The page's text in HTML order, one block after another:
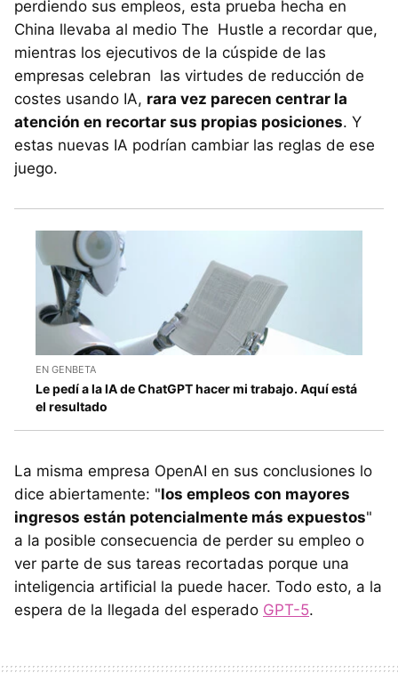
perdiendo sus empleos, esta prueba hecha en
China llevaba al medio The Hustle a recordar que,
mientras los ejecutivos de la cúspide de las
empresas celebran las virtudes de reducción de
costes usando IA, rara vez parecen centrar la
atención en recortar sus propias posiciones. Y
estas nuevas IA podrían cambiar las reglas de ese
juego.
EN GENBETA
Le pedí a la IA de ChatGPT hacer mi trabajo. Aquí está
el resultado
La misma empresa OpenAI en sus conclusiones lo
dice abiertamente: "los empleos con mayores
ingresos están potencialmente más expuestos"
a la posible consecuencia de perder su empleo o
ver parte de sus tareas recortadas porque una
inteligencia artificial la puede hacer. Todo esto, a la
espera de la llegada del esperado GPT-5.